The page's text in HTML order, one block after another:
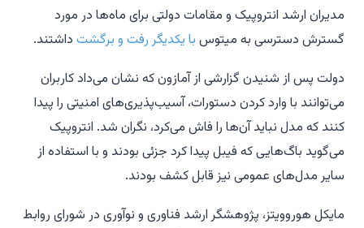
مدیران ارشد انتروپیک و مقامات دولتی برای ماه‌ها در مورد
گسترش دسترسی به میتوس با یکدیگر رفت و برگشت داشتند.
دولت پس از شنیدن گزارشی از آمازون که نشان می‌داد کاربران
می‌توانند با وارد کردن دستورات، آسیب‌پذیری‌های امنیتی را پیدا
کنند که مدل نباید آن‌ها را فاش می‌کرد، نگران شد. انتروپیک
می‌گوید باگ‌هایی که فیبل پیدا کرد جزئی بودند و با استفاده از
سایر مدل‌های عمومی نیز قابل کشف بودند.
مایکل هوروویتز، پژوهشگر ارشد فناوری و نوآوری در شورای روابط